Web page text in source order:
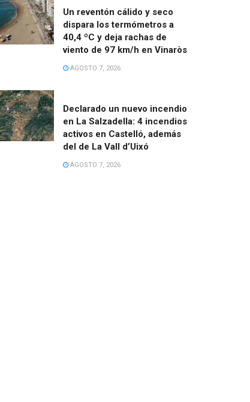
Un reventón cálido y seco
dispara los termómetros a
40,4 ºC y deja rachas de
viento de 97 km/h en Vinaròs
AGOSTO 7, 2026
Declarado un nuevo incendio
en La Salzadella: 4 incendios
activos en Castelló, además
del de La Vall d’Uixó
AGOSTO 7, 2026